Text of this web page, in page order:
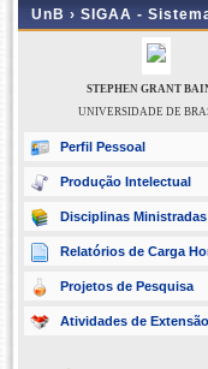
UnB › SIGAA -
STEPHEN GRANT
UNIVERSIDADE DE
Perfil Pessoal
Produção Intelectual
Disciplinas Ministradas
Relatórios de Carga
Projetos de Pesquisa
Atividades de Extensão